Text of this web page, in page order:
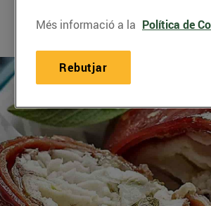
Més informació a la Política de
Rebutjar